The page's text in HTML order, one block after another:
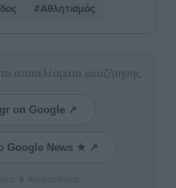
#Αθλητισμός
αποτελέσματα αναζήτησης
on Google ↗
Google News ★ ↗